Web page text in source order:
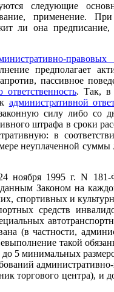
следующие
применение.
ли она предписание,
предполагает
пассивное
. Так, в
административной
силу либо со
штрафа в сроки
в
неуплаченной
ноября 1995 г. N
Законом на
спортивных и
средств
(в частности,
такой
до 5 минимальных
торгового центра), и